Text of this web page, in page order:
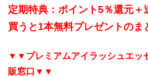
定期特典：ポイント5％還元＋
買うと1本無料プレゼントのま
▼▼プレミアムアイラッシュエッ
販窓口▼▼